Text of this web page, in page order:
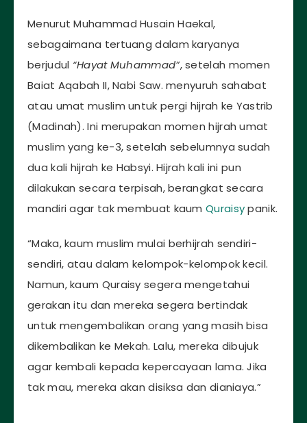
Menurut Muhammad Husain Haekal,
sebagaimana tertuang dalam karyanya
berjudul “Hayat Muhammad”, setelah momen
Baiat Aqabah II, Nabi Saw. menyuruh sahabat
atau umat muslim untuk pergi hijrah ke Yastrib
(Madinah). Ini merupakan momen hijrah umat
muslim yang ke-3, setelah sebelumnya sudah
dua kali hijrah ke Habsyi. Hijrah kali ini pun
dilakukan secara terpisah, berangkat secara
mandiri agar tak membuat kaumQuraisypanik.
“Maka, kaum muslim mulai berhijrah sendiri-
sendiri, atau dalam kelompok-kelompok kecil.
Namun, kaum Quraisy segera mengetahui
gerakan itu dan mereka segera bertindak
untuk mengembalikan orang yang masih bisa
dikembalikan ke Mekah. Lalu, mereka dibujuk
agar kembali kepada kepercayaan lama. Jika
tak mau, mereka akan disiksa dan dianiaya.”